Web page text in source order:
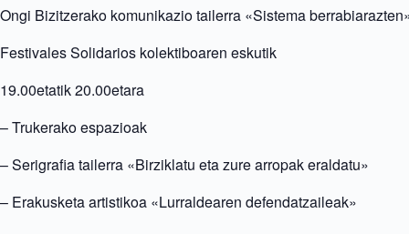
Ongi Bizitzerako komunikazio tailerra «Sistema
Festivales Solidarios kolektiboaren eskutik
19.00etatik 20.00etara
– Trukerako espazioak
– Serigrafia tailerra «Birziklatu eta zure arropak eraldatu»
– Erakusketa artistikoa «Lurraldearen defendatzaileak»